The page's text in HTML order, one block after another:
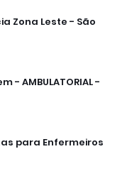
Zona Leste - São
- AMBULATORIAL -
para Enfermeiros